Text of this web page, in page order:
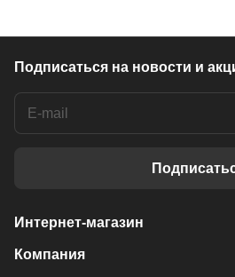
Подписаться на новости и
Интернет-магазин
Компания